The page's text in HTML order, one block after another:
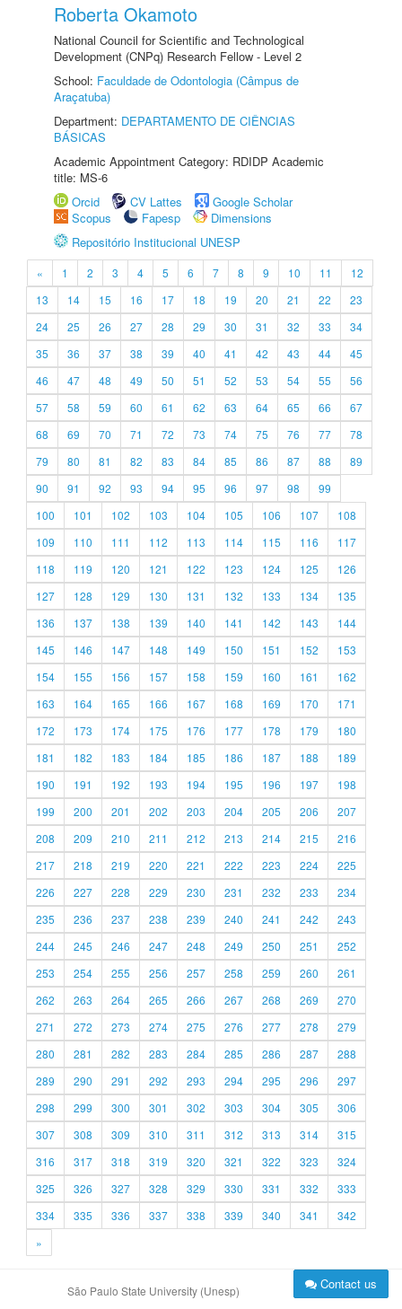
Roberta Okamoto
National Council for Scientific and Technological
Development (CNPq) Research Fellow - Level 2
School: Faculdade de Odontologia (Câmpus de
Araçatuba)
Department: DEPARTAMENTO DE CIÊNCIAS
BÁSICAS
Academic Appointment Category: RDIDP Academic
title: MS-6
Orcid
CV Lattes
Google Scholar
Scopus
Fapesp
Dimensions
Repositório Institucional UNESP
« 1 2 3 4 5 6 7 8 9 10 11
12
13
14 15 16 17 18 19 20 21 22
23
24
25 26 27 28 29 30 31 32 33
34
35
36 37 38 39 40 41 42 43 44
45
46
47 48 49 50 51 52 53 54 55
56
57
58 59 60 61 62 63 64 65 66
67
68
69 70 71 72 73 74 75 76 77
78
79
80 81 82 83 84 85 86 87 88
89
90
91 92 93 94 95 96 97 98
99
100
101 102 103 104 105 106 107
108
109
110 111 112 113 114 115 116
117
118
119 120 121 122 123 124 125
126
127
128 129 130 131 132 133 134
135
136
137 138 139 140 141 142 143
144
145
146 147 148 149 150 151 152
153
154
155 156 157 158 159 160 161
162
163
164 165 166 167 168 169 170
171
172
173 174 175 176 177 178 179
180
181
182 183 184 185 186 187 188
189
190
191 192 193 194 195 196 197
198
199
200 201 202 203 204 205 206
207
208
209 210 211 212 213 214 215
216
217
218 219 220 221 222 223 224
225
226
227 228 229 230 231 232 233
234
235
236 237 238 239 240 241 242
243
244
245 246 247 248 249 250 251
252
253
254 255 256 257 258 259 260
261
262
263 264 265 266 267 268 269
270
271
272 273 274 275 276 277 278
279
280
281 282 283 284 285 286 287
288
289
290 291 292 293 294 295 296
297
298
299 300 301 302 303 304 305
306
307
308 309 310 311 312 313 314
315
316
317 318 319 320 321 322 323
324
325
326 327 328 329 330 331 332
333
334
335 336 337 338 339 340 341
342
»
São Paulo State University (Unesp) Contact us